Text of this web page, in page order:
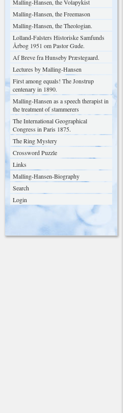
Malling-Hansen, the Volapykist
Malling-Hansen, the Freemason
Malling-Hansen, the Theologian.
Lolland-Falsters Historiske Samfunds
Årbog 1951 om Pastor Gude.
Af Breve fra Hunseby Præstegaard.
Lectures by Malling-Hansen
First among equals! The Jonstrup
centenary in 1890.
Malling-Hansen as a speech therapist in
the treatment of stammerers
The International Geographical
Congress in Paris 1875.
The Ring Mystery
Crossword Puzzle
Links
Malling-Hansen-Biography
Search
Login